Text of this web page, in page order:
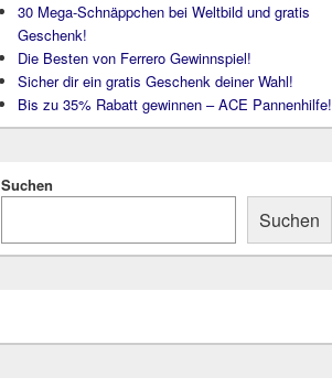
30 Mega-Schnäppchen bei Weltbild und gratis
Geschenk!
Die Besten von Ferrero Gewinnspiel!
Sicher dir ein gratis Geschenk deiner Wahl!
Bis zu 35% Rabatt gewinnen – ACE Pannenhilfe!
Suchen
Suchen